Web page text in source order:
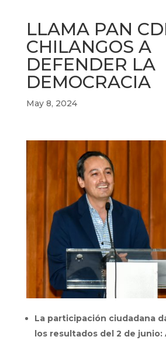
LLAMA PAN
CHILANGOS A
DEFENDER LA
DEMOCRACIA
May 8, 2024
La participación ciudadana
los resultados del 2 de junio: